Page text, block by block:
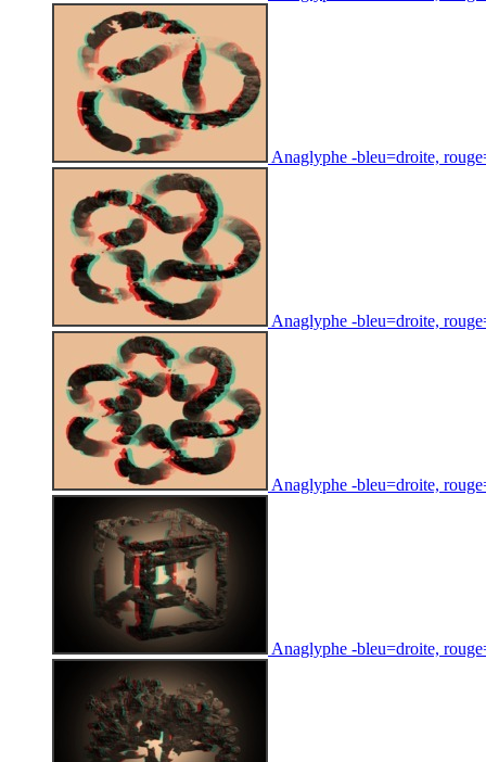
Anaglyphe -bleu=droite,
Anaglyphe -bleu=droite,
Anaglyphe -bleu=droite,
Anaglyphe -bleu=droite,